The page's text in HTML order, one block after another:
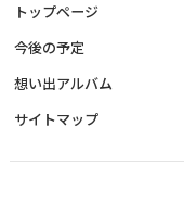
トップページ
今後の予定
想い出アルバム
サイトマップ